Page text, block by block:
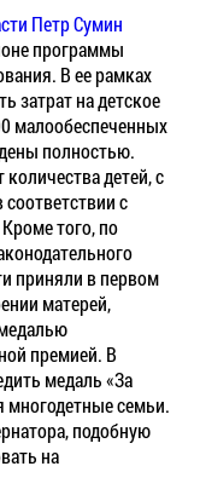
Петр Сумин
программы
В ее рамках
затрат на детское
малообеспеченных
полностью.
детей, с
с
того, по
приняли в первом
матерей,
премией. В
медаль «За
семьи.
подобную
на